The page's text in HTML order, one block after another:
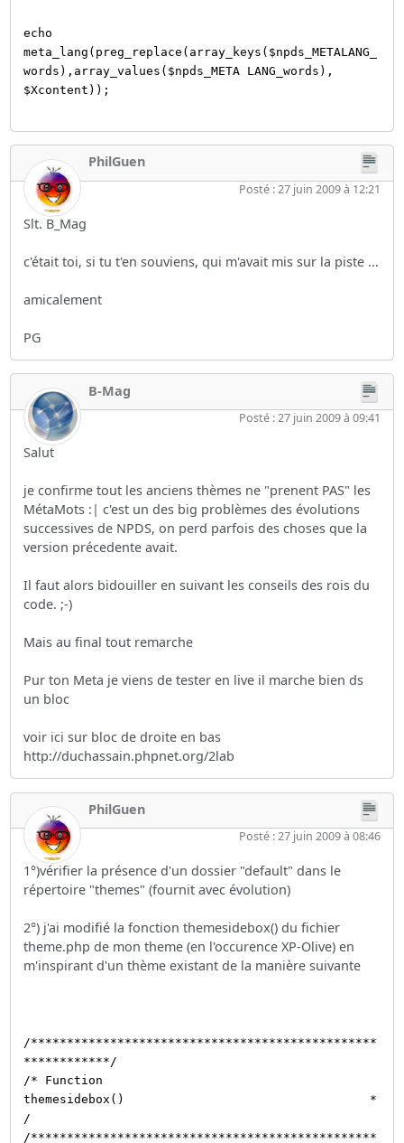
echo
meta_lang(preg_replace(array_keys($npds_METALANG_
words),array_values($npds_META LANG_words),
$Xcontent));
PhilGuen
Posté : 27 juin 2009 à 12:21
Slt. B_Mag
c'était toi, si tu t'en souviens, qui m'avait mis sur la piste ...
amicalement
PG
B-Mag
Posté : 27 juin 2009 à 09:41
Salut
je confirme tout les anciens thèmes ne "prenent PAS" les
MétaMots :| c'est un des big problèmes des évolutions
successives de NPDS, on perd parfois des choses que la
version précedente avait.
Il faut alors bidouiller en suivant les conseils des rois du
code. ;-)
Mais au final tout remarche
Pur ton Meta je viens de tester en live il marche bien ds
un bloc
voir ici sur bloc de droite en bas
http://duchassain.phpnet.org/2lab
PhilGuen
Posté : 27 juin 2009 à 08:46
1°)vérifier la présence d'un dossier "default" dans le
répertoire "themes" (fournit avec évolution)
2°) j'ai modifié la fonction themesidebox() du fichier
theme.php de mon theme (en l'occurence XP-Olive) en
m'inspirant d'un thème existant de la manière suivante
/************************************************
************/
/* Function
themesidebox() *
/
/************************************************